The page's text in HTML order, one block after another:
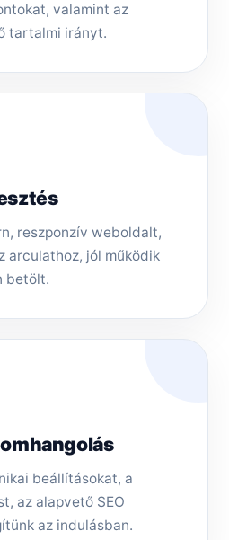
valamint az
tartalmi irányt.
reszponzív weboldalt,
arculathoz, jól működik
betölt.
beállításokat, a
az alapvető SEO
az indulásban.